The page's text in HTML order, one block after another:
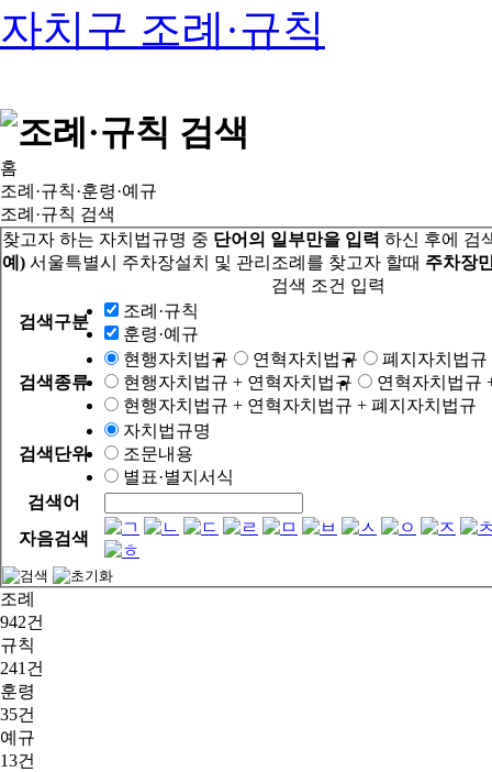
자치구 조례·규칙
홈
조례·규칙·훈령·예규
조례·규칙 검색
찾고자 하는 자치법규명 중 단어의 일부만을 입력 하신 후에 검
예) 서울특별시 주차장설치 및 관리조례를 찾고자 할때 주차장
검색 조건 입력
검색구분
조례·규칙
훈령·예규
검색종류
현행자치법규 연혁자치법규
폐지자치법규
현행자치법규 + 연혁자치법규
연혁자치법규
현행자치법규 + 연혁자치법규 + 폐지자치법규
검색단위
자치법규명
조문내용
별표·별지서식
검색어
자음검색
조례
942건
규칙
241건
훈령
35건
예규
13건